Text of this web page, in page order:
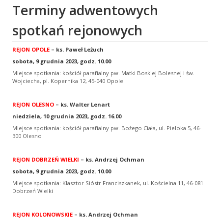
Terminy adwentowych
spotkań rejonowych
REJON OPOLE – ks. Paweł Leżuch
sobota, 9 grudnia 2023, godz. 10.00
Miejsce spotkania: kościół parafialny pw. Matki Boskiej Bolesnej i św.
Wojciecha, pl. Kopernika 12, 45-040 Opole
REJON OLESNO – ks. Walter Lenart
niedziela, 10 grudnia 2023, godz. 16.00
Miejsce spotkania: kościół parafialny pw. Bożego Ciała, ul. Pieloka 5, 46-
300 Olesno
REJON DOBRZEŃ WIELKI – ks. Andrzej Ochman
sobota, 9 grudnia 2023, godz. 10.00
Miejsce spotkania: Klasztor Sióstr Franciszkanek, ul. Kościelna 11, 46-081
Dobrzeń Wielki
REJON KOLONOWSKIE – ks. Andrzej Ochman